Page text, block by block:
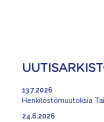
Henkilöstömuutoksia
13.7.2026
24.6.2026